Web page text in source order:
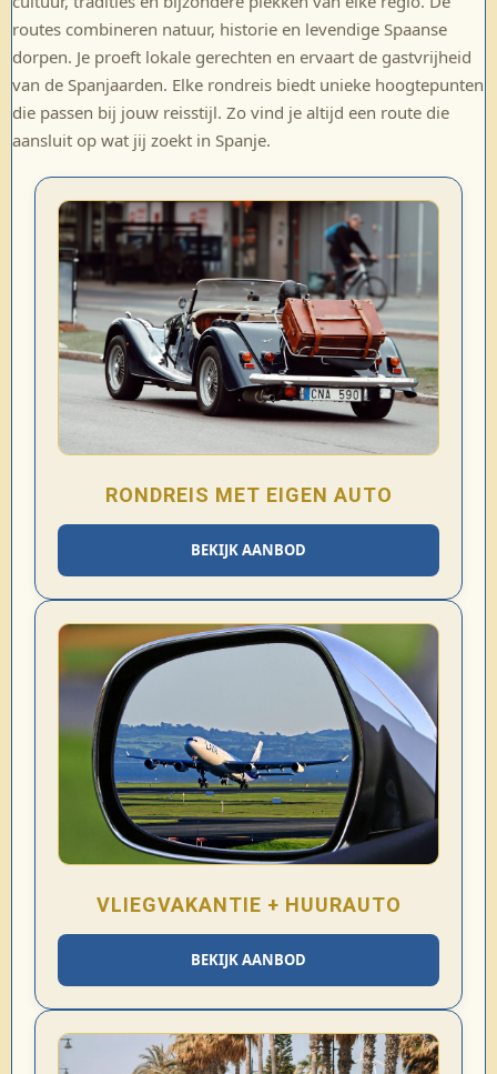
routes combineren natuur, historie en levendige Spaanse
dorpen. Je proeft lokale gerechten en ervaart de gastvrijheid
van de Spanjaarden. Elke rondreis biedt unieke hoogtepunten
die passen bij jouw reisstijl. Zo vind je altijd een route die
aansluit op wat jij zoekt in Spanje.
RONDREIS MET EIGEN AUTO
BEKIJK AANBOD
VLIEGVAKANTIE + HUURAUTO
BEKIJK AANBOD